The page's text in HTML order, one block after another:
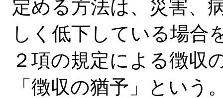
定める方法は、災害、
しく低下している場合
２項の規定による徴収
「徴収の猶予」という